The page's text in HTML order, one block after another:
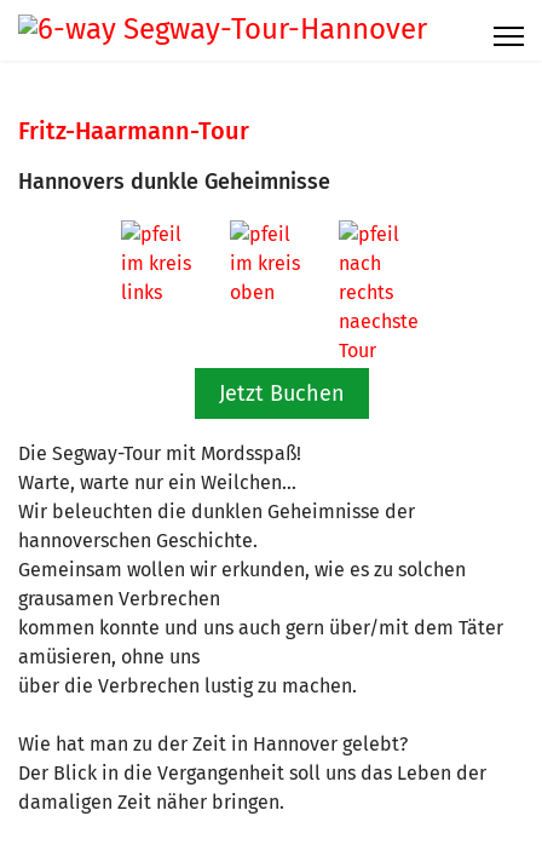
Fritz-Haarmann-Tour
Hannovers dunkle Geheimnisse
Jetzt Buchen
Die Segway-Tour mit Mordsspaß!
Warte, warte nur ein Weilchen...
Wir beleuchten die dunklen Geheimnisse der
hannoverschen Geschichte.
Gemeinsam wollen wir erkunden, wie es zu solchen
grausamen Verbrechen
kommen konnte und uns auch gern über/mit dem Täter
amüsieren, ohne uns
über die Verbrechen lustig zu machen.
Wie hat man zu der Zeit in Hannover gelebt?
Der Blick in die Vergangenheit soll uns das Leben der
damaligen Zeit näher bringen.